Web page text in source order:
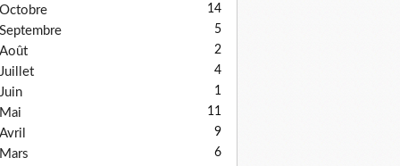
Octobre 14
Septembre 5
Août 2
Juillet 4
Juin 1
Mai 11
Avril 9
Mars 6